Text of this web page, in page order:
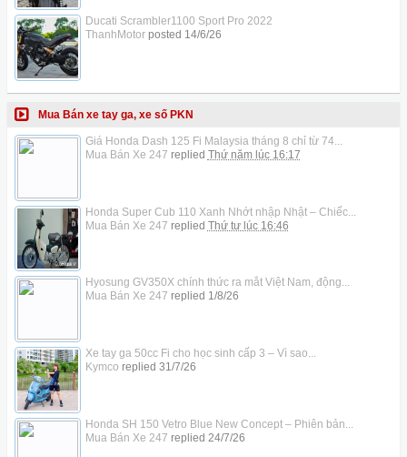
Ducati Scrambler1100 Sport Pro 2022
ThanhMotorposted 14/6/26
Mua Bán xe tay ga, xe số PKN
Giá Honda Dash 125 Fi Malaysia tháng 8 chỉ từ 74...
Mua Bán Xe 247 replied Thứ năm lúc 16:17
Honda Super Cub 110 Xanh Nhớt nhập Nhật – Chiếc...
Mua Bán Xe 247 replied Thứ tư lúc 16:46
Hyosung GV350X chính thức ra mắt Việt Nam, động...
Mua Bán Xe 247 replied 1/8/26
Xe tay ga 50cc Fi cho học sinh cấp 3 – Vì sao...
Kymco replied 31/7/26
Honda SH 150 Vetro Blue New Concept – Phiên bản...
Mua Bán Xe 247 replied 24/7/26